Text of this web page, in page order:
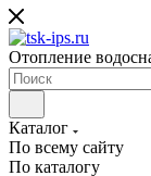
Отопление
Каталог
По всему сайту
По каталогу